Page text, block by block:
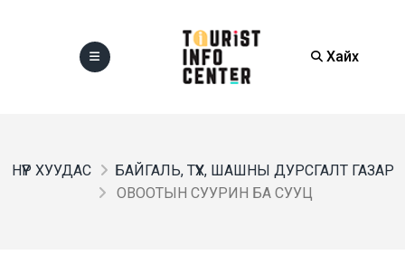
Хайх
НҮҮР ХУУДАС
БАЙГАЛЬ, ТҮҮХ, ШАШНЫ ДУРСГАЛТ ГАЗАР
ОВООТЫН СУУРИН БА СУУЦ